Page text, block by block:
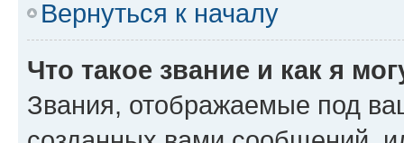
Вернуться к началу
Что такое звание и как я
Звания, отображаемые под